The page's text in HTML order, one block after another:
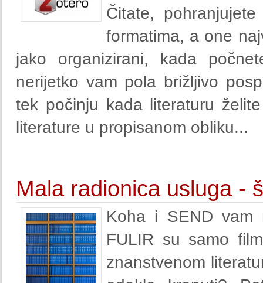
Čitate,
formatima, a one
jako organizirani, kada
nerijetko vam pola brižljivo
tek počinju kada literaturu
literature u propisanom obliku...
Mala radionica usluga -
Koha i SEND vam
FULIR su samo
znanstvenom